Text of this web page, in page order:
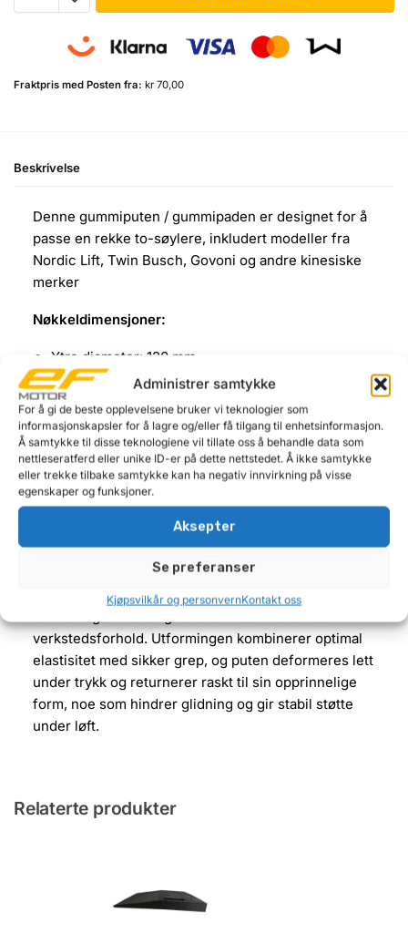
Administrer samtykke
For å gi de beste opplevelsene bruker vi teknologier som
informasjonskapsler for å lagre og/eller få tilgang til enhetsinformasjon.
Å samtykke til disse teknologiene vil tillate oss å behandle data som
nettleseratferd eller unike ID-er på dette nettstedet. Å ikke samtykke
eller trekke tilbake samtykke kan ha negativ innvirkning på visse
egenskaper og funksjoner.
Aksepter
Se preferanser
Kjøpsvilkår og personvernKontakt oss
Fraktpris med Posten fra: kr 70,00
Beskrivelse
Denne gummiputen / gummipaden er designet for å
passe en rekke to-søylere, inkludert modeller fra
Nordic Lift, Twin Busch, Govoni og andre kinesiske
merker
Nøkkeldimensjoner:
Ytre diameter: 120 mm
Indre diameter: 105 mm
Senteravstand mellom bolt-hull: 66 mm
Indre høyde: 8 mm
Total høyde: 25 mm
Vekt: ca. 0,22 kg
Antall: 1 stk
Eksepsjonell holdbarhet og ytelse:
Gummiputen er laget av en kraftig gummi-kompositt
som tåler olje, salt, kulde, varme og diverse
verkstedsvæsker uten å smuldre opp. Den holder
verkstedsforhold. Utformingen kombinerer optimal
elastisitet med sikker grep, og puten deformeres lett
under trykk og returnerer raskt til sin opprinnelige
form, noe som hindrer glidning og gir stabil støtte
under løft.
Relaterte produkter